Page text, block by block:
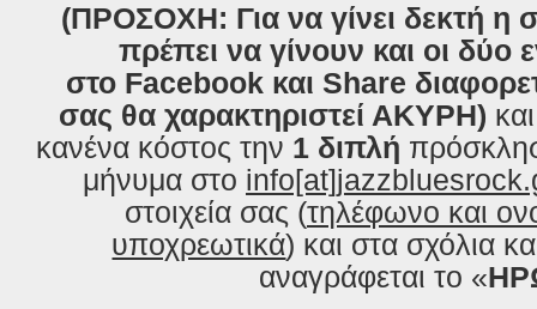
(ΠΡΟΣΟΧΗ: Για να γίνει δεκτή η
πρέπει να γίνουν και οι δύο
στο Facebook και Share
σας θα χαρακτηριστεί ΑΚΥΡΗ)
κανένα κόστος την 1 διπλή
μήνυμα στο
στοιχεία σας (τηλέφωνο και
υποχρεωτικά) και στα σχόλια
αναγράφεται το «